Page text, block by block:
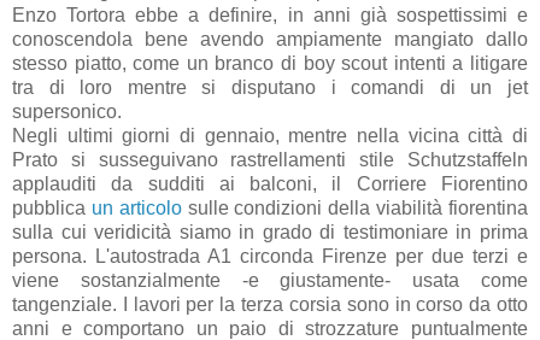
Enzo Tortora ebbe a definire, in anni già sospettissimi e
conoscendola bene avendo ampiamente mangiato dallo
stesso piatto, come un branco di boy scout intenti a litigare
tra di loro mentre si disputano i comandi di un jet
supersonico.
Negli ultimi giorni di gennaio, mentre nella vicina città di
Prato si susseguivano rastrellamenti stile Schutzstaffeln
applauditi da sudditi ai balconi, il Corriere Fiorentino
pubblica un articolosulle condizioni della viabilità fiorentina
sulla cui veridicità siamo in grado di testimoniare in prima
persona. L'autostrada A1 circonda Firenze per due terzi e
viene sostanzialmente -e giustamente- usata come
tangenziale. I lavori per la terza corsia sono in corso da otto
anni e comportano un paio di strozzature puntualmente